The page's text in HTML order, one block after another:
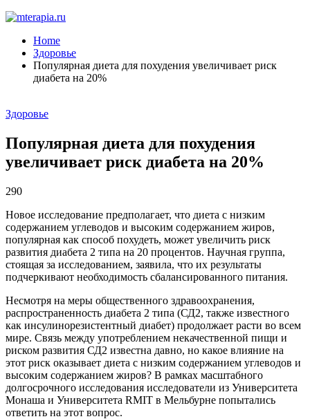
Home
Здоровье
Популярная диета для похудения увеличивает риск
диабета на 20%
Здоровье
Популярная диета для похудения
увеличивает риск диабета на 20%
290
Новое исследование предполагает, что диета с низким
содержанием углеводов и высоким содержанием жиров,
популярная как способ похудеть, может увеличить риск
развития диабета 2 типа на 20 процентов. Научная группа,
стоящая за исследованием, заявила, что их результаты
подчеркивают необходимость сбалансированного питания.
Несмотря на меры общественного здравоохранения,
распространенность диабета 2 типа (СД2, также известного
как инсулинорезистентный диабет) продолжает расти во всем
мире. Связь между употреблением некачественной пищи и
риском развития СД2 известна давно, но какое влияние на
этот риск оказывает диета с низким содержанием углеводов и
высоким содержанием жиров? В рамках масштабного
долгосрочного исследования исследователи из Университета
Монаша и Университета RMIT в Мельбурне попытались
ответить на этот вопрос.